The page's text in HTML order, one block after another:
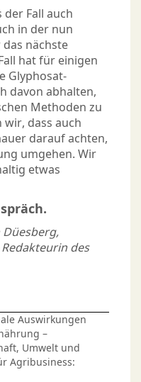
Fall auch
in der nun
nächste
hat für einigen
Glyphosat-
davon abhalten,
Methoden zu
dass auch
darauf achten,
umgehen. Wir
etwas
des
Auswirkungen
–
Umwelt und
Agribusiness: